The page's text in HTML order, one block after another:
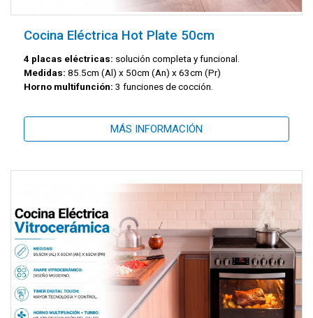
Cocina Eléctrica Hot Plate 50cm
4 placas eléctricas: solución completa y funcional.
Medidas: 85.5cm (Al) x 50cm (An) x 63cm (Pr)
Horno multifunción: 3 funciones de cocción.
MÁS INFORMACIÓN